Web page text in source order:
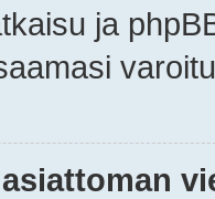
ja